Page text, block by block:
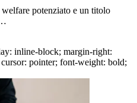
potenziato e un titolo
inline-block; margin-right:
pointer; font-weight: bold;